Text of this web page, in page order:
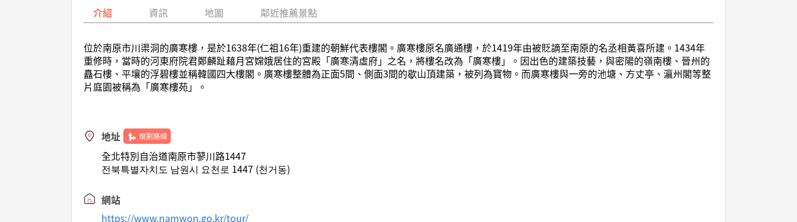
介紹 資訊 地圖 鄰近推薦景點
位於南原市川渠洞的廣寒樓，是於1638年(仁祖16年)重建的朝鮮代表樓閣。廣寒樓原名廣通樓，於1419年由被貶謫至南原的名丞相黃喜所建。1434年
重修時，當時的河東府院君鄭麟趾藉月宮嫦娥居住的宮殿「廣寒清虛府」之名，將樓名改為「廣寒樓」。因出色的建築技藝，與密陽的嶺南樓、晉州的
矗石樓、平壤的浮碧樓並稱韓國四大樓閣。廣寒樓整體為正面5間、側面3間的歇山頂建築，被列為寶物。而廣寒樓與一旁的池塘、方丈亭、瀛州閣等整
片庭園被稱為「廣寒樓苑」。
地址 規劃路線
全北特別自治道南原市蓼川路1447
전북특별자치도 남원시 요천로 1447 (천거동)
網站
https://www.namwon.go.kr/tour/